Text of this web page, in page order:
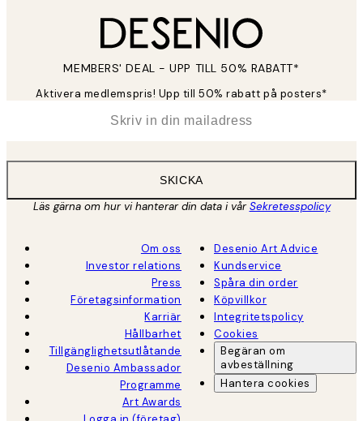
MEMBERS' DEAL - UPP TILL 50% RABATT*
Aktivera medlemspris! Upp till 50% rabatt på posters*
SKICKA
Läs gärna om hur vi hanterar din data i vårSekretesspolicy
Om oss
Investor relations
Press
Företagsinformation
Karriär
Hållbarhet
Tillgänglighetsutlåtande
Desenio Ambassador
Programme
Art Awards
Desenio Art Advice
Kundservice
Spåra din order
Köpvillkor
Integritetspolicy
Cookies
Begäran om
avbeställning
Hantera cookies